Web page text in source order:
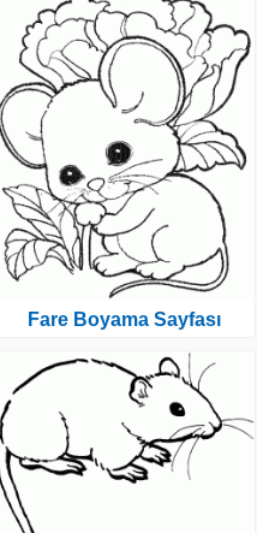
Fare Boyama Sayfası